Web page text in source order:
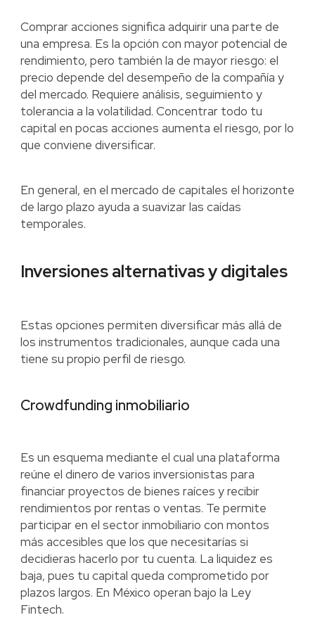
Comprar acciones significa adquirir una parte de
una empresa. Es la opción con mayor potencial de
rendimiento, pero también la de mayor riesgo: el
precio depende del desempeño de la compañía y
del mercado. Requiere análisis, seguimiento y
tolerancia a la volatilidad. Concentrar todo tu
capital en pocas acciones aumenta el riesgo, por lo
que conviene diversificar.
En general, en el mercado de capitales el horizonte
de largo plazo ayuda a suavizar las caídas
temporales.
Inversiones alternativas y digitales
Estas opciones permiten diversificar más allá de
los instrumentos tradicionales, aunque cada una
tiene su propio perfil de riesgo.
Crowdfunding inmobiliario
Es un esquema mediante el cual una plataforma
reúne el dinero de varios inversionistas para
financiar proyectos de bienes raíces y recibir
rendimientos por rentas o ventas. Te permite
participar en el sector inmobiliario con montos
más accesibles que los que necesitarías si
decidieras hacerlo por tu cuenta. La liquidez es
baja, pues tu capital queda comprometido por
plazos largos. En México operan bajo la Ley
Fintech.